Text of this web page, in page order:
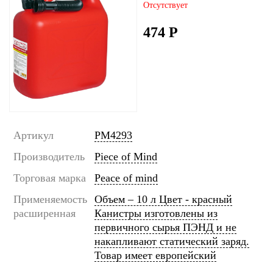
Отсутствует
474 Р
Артикул
PM4293
Производитель
Piece of Mind
Торговая марка
Peace of mind
Применяемость
расширенная
Объем – 10 л Цвет - красный
Канистры изготовлены из
первичного сырья ПЭНД и не
накапливают статический заряд.
Товар имеет европейский